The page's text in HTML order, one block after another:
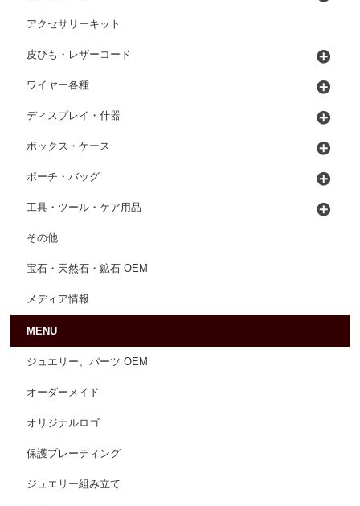
アクセサリーキット
皮ひも・レザーコード
ワイヤー各種
ディスプレイ・什器
ボックス・ケース
ポーチ・バッグ
工具・ツール・ケア用品
その他
宝石・天然石・鉱石 OEM
メディア情報
MENU
ジュエリー、パーツ OEM
オーダーメイド
オリジナルロゴ
保護プレーティング
ジュエリー組み立て